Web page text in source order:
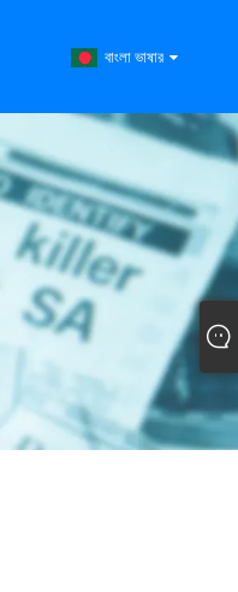
বাংলা ভাষার